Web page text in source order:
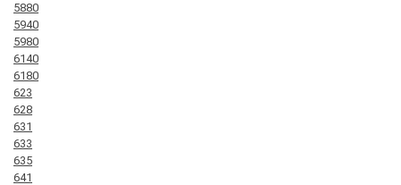
5880
5940
5980
6140
6180
623
628
631
633
635
641